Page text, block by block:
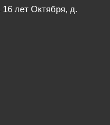
16 лет Октября, д.